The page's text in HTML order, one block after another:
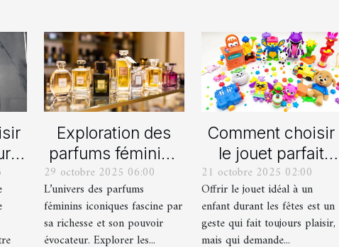
Exploration des
parfums féminins
iconiques et leurs
variations
29 octobre 2025 06:00
L’univers des parfums
féminins iconiques fascine par
sa richesse et son pouvoir
évocateur. Explorer les...
Comment choisir
le jouet parfait
pour chaque âge
durant les fêtes ?
21 octobre 2025 02:00
Offrir le jouet idéal à un
enfant durant les fêtes est un
geste qui fait toujours plaisir,
mais qui demande...